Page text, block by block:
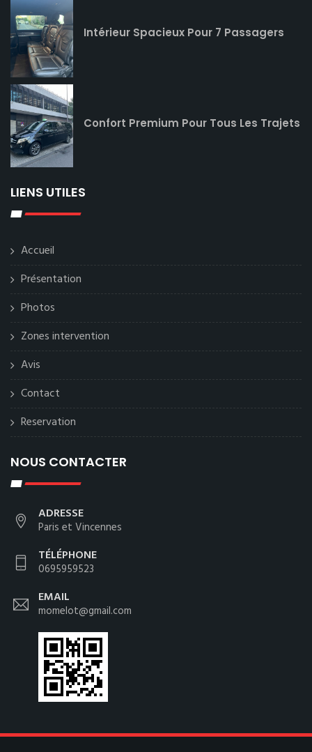
Intérieur Spacieux Pour 7 Passagers
Confort Premium Pour Tous Les Trajets
LIENS UTILES
Accueil
Présentation
Photos
Zones intervention
Avis
Contact
Reservation
NOUS CONTACTER
ADRESSE
Paris et Vincennes
TÉLÉPHONE
0695959523
EMAIL
momelot@gmail.com